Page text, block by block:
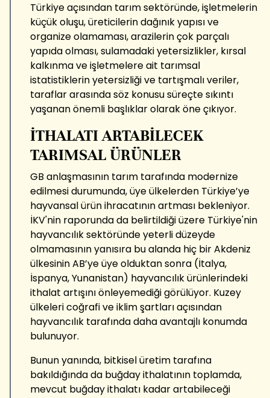
Türkiye açısından tarım sektöründe, işletmelerin
küçük oluşu, üreticilerin dağınık yapısı ve
organize olamaması, arazilerin çok parçalı
yapıda olması, sulamadaki yetersizlikler, kırsal
kalkınma ve işletmelere ait tarımsal
istatistiklerin yetersizliği ve tartışmalı veriler,
taraflar arasında söz konusu süreçte sıkıntı
yaşanan önemli başlıklar olarak öne çıkıyor.
İTHALATI ARTABİLECEK
TARIMSAL ÜRÜNLER
GB anlaşmasının tarım tarafında modernize
edilmesi durumunda, üye ülkelerden Türkiye’ye
hayvansal ürün ihracatının artması bekleniyor.
İKV'nin raporunda da belirtildiği üzere Türkiye'nin
hayvancılık sektöründe yeterli düzeyde
olmamasının yanısıra bu alanda hiç bir Akdeniz
ülkesinin AB’ye üye olduktan sonra (İtalya,
İspanya, Yunanistan) hayvancılık ürünlerindeki
ithalat artışını önleyemediği görülüyor. Kuzey
ülkeleri coğrafi ve iklim şartları açısından
hayvancılık tarafında daha avantajlı konumda
bulunuyor.
Bunun yanında, bitkisel üretim tarafına
bakıldığında da buğday ithalatının toplamda,
mevcut buğday ithalatı kadar artabileceği